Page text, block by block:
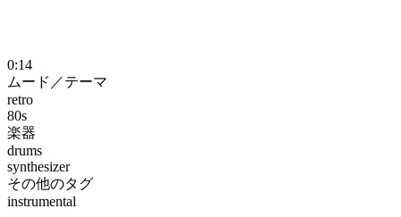
0:14
ムード／テーマ
retro
80s
楽器
drums
synthesizer
その他のタグ
instrumental